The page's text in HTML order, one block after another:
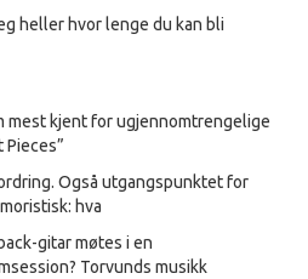
heller hvor lenge du kan bli
mest kjent for ugjennomtrengelige
Pieces”
Også utgangspunktet for
hva
gitar møtes i en
Torvunds musikk